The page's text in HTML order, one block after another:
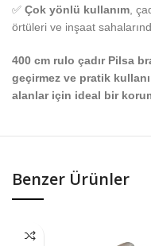
✅ Çok yönlü kullanım ,
örtüleri ve inşaat
400 cm rulo çadır Pilsa
geçirmez ve pratik
alanlar için ideal bir
Benzer Ürünler